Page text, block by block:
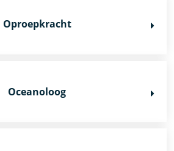
Oproepkracht
Oceanoloog